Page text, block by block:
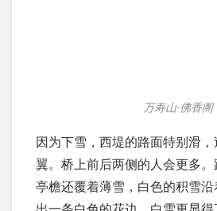
万寿山·佛香阁
因为下雪，西堤的路面特别滑
翼。桥上前后两侧的人会更多
亭檐还覆着薄雪，白色的积雪